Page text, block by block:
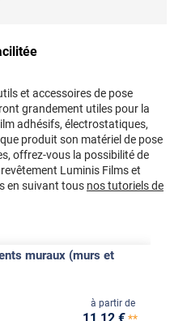
et accessoires de pose
grandement utiles pour la
adhésifs, électrostatiques,
produit son matériel de pose
offrez-vous la possibilité de
Luminis Films et
en suivant tous nos tutoriels de
muraux (murs et
à partir de